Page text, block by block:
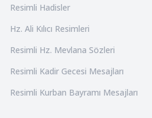
Resimli Hadisler
Hz. Ali Kılıcı Resimleri
Resimli Hz. Mevlana Sözleri
Resimli Kadir Gecesi Mesajları
Resimli Kurban Bayramı Mesajları